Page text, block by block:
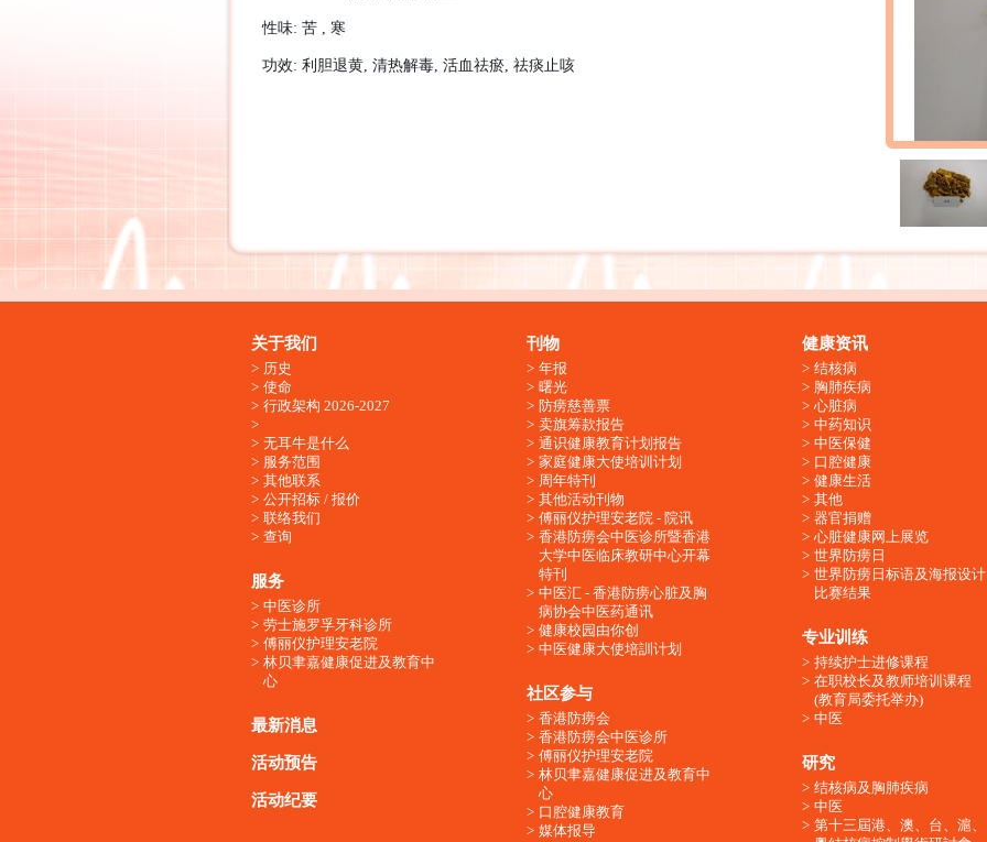
性味: 苦 , 寒
功效: 利胆退黄, 清热解毒, 活血祛瘀, 祛痰止咳
关于我们
历史
使命
行政架构 2026-2027
无耳牛是什么
服务范围
其他联系
公开招标 / 报价
联络我们
查询
服务
中医诊所
劳士施罗孚牙科诊所
傅丽仪护理安老院
林贝聿嘉健康促进及教育中
心
最新消息
活动预告
活动纪要
刊物
年报
曙光
防痨慈善票
卖旗筹款报告
通识健康教育计划报告
家庭健康大使培训计划
周年特刊
其他活动刊物
傅丽仪护理安老院 - 院讯
香港防痨会中医诊所暨香港
大学中医临床教研中心开幕
特刊
中医汇 - 香港防痨心脏及胸
病协会中医药通讯
健康校园由你创
中医健康大使培訓计划
社区参与
香港防痨会
香港防痨会中医诊所
傅丽仪护理安老院
林贝聿嘉健康促进及教育中
心
口腔健康教育
媒体报导
健康资讯
结核病
胸肺疾病
心脏病
中药知识
中医保健
口腔健康
健康生活
其他
器官捐赠
心脏健康网上展览
世界防痨日
世界防痨日标语及海报设计
比赛结果
专业训练
持续护士进修课程
在职校长及教师培训课程
(教育局委托举办)
中医
研究
结核病及胸肺疾病
中医
第十三屆港、澳、台、滬、